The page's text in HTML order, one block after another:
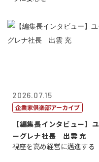
2026.07.15
企業家倶楽部アーカイブ
【編集長インタビュー】ユ
ーグレナ社長 出雲 充
視座を高め経営に邁進する